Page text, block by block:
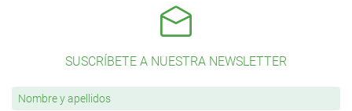
SUSCRÍBETE A NUESTRA NEWSLETTER